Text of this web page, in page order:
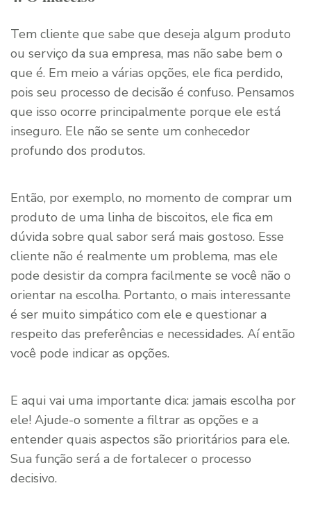
Tem cliente que sabe que deseja algum produto
ou serviço da sua empresa, mas não sabe bem o
que é. Em meio a várias opções, ele fica perdido,
pois seu processo de decisão é confuso. Pensamos
que isso ocorre principalmente porque ele está
inseguro. Ele não se sente um conhecedor
profundo dos produtos.
Então, por exemplo, no momento de comprar um
produto de uma linha de biscoitos, ele fica em
dúvida sobre qual sabor será mais gostoso. Esse
cliente não é realmente um problema, mas ele
pode desistir da compra facilmente se você não o
orientar na escolha. Portanto, o mais interessante
é ser muito simpático com ele e questionar a
respeito das preferências e necessidades. Aí então
você pode indicar as opções.
E aqui vai uma importante dica: jamais escolha por
ele! Ajude-o somente a filtrar as opções e a
entender quais aspectos são prioritários para ele.
Sua função será a de fortalecer o processo
decisivo.